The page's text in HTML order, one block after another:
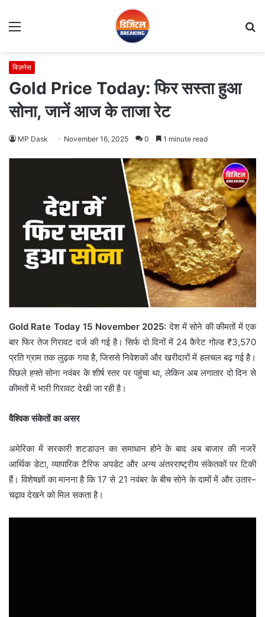
Menu
बिज़नेस
Gold Price Today: फिर सस्ता हुआ
सोना, जानें आज के ताजा रेट
MP Dask November 16, 2025 0 1 minute read
Gold Rate Today 15 November 2025:देश में सोने की कीमतों में एक
बार फिर तेज गिरावट दर्ज की गई है। सिर्फ दो दिनों में 24 कैरेट गोल्ड ₹3,570
प्रति ग्राम तक लुढ़क गया है, जिससे निवेशकों और खरीदारों में हलचल बढ़ गई है।
पिछले हफ्ते सोना नवंबर के शीर्ष स्तर पर पहुंचा था, लेकिन अब लगातार दो दिन से
कीमतों में भारी गिरावट देखी जा रही है।
वैश्विक संकेतों का असर
अमेरिका में सरकारी शटडाउन का समाधान होने के बाद अब बाजार की नजरें
आर्थिक डेटा, व्यापारिक टैरिफ अपडेट और अन्य अंतरराष्ट्रीय संकेतकों पर टिकी
हैं। विशेषज्ञों का मानना है कि 17 से 21 नवंबर के बीच सोने के दामों में और उतार–
चढ़ाव देखने को मिल सकता है।